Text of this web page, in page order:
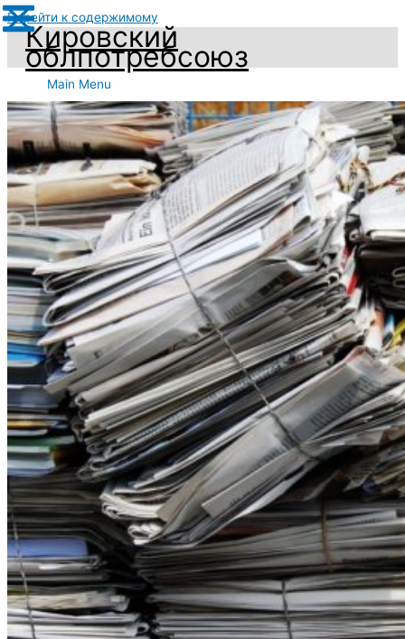
Перейти к содержимому
Кировский
облпотребсоюз
Main Menu